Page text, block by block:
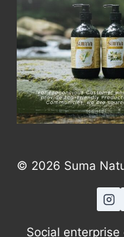
© 2026 Suma
Social